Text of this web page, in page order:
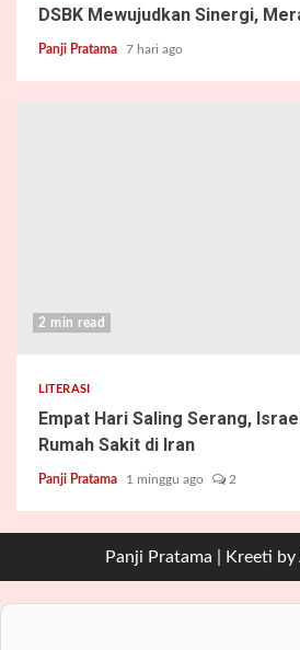
DSBK Mewujudkan Sinergi,
Panji Pratama 7 hari ago
2 min read
LITERASI
Empat Hari Saling Serang,
Rumah Sakit di Iran
Panji Pratama 1 minggu ago 2
Panji Pratama Kreeti by